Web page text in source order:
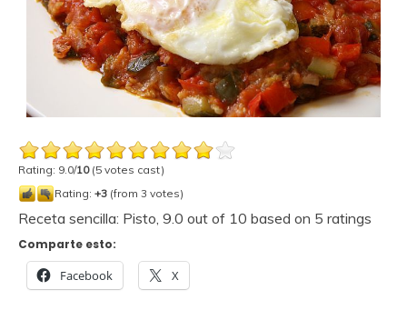
Rating: 9.0/10(5 votes cast)
Rating: +3 (from 3 votes)
Receta sencilla: Pisto, 9.0 out of 10 based on 5 ratings
Comparte esto:
Facebook X